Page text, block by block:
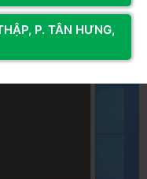
P. TÂN HƯNG,